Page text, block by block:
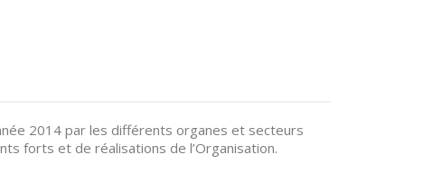
2014 par les différents organes et secteurs
forts et de réalisations de l’Organisation.